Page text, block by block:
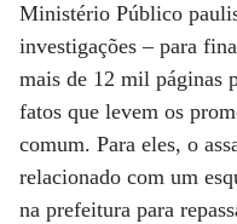
Ministério Público
investigações – para
mais de 12 mil páginas
fatos que levem os
comum. Para eles, o
relacionado com um
na prefeitura para